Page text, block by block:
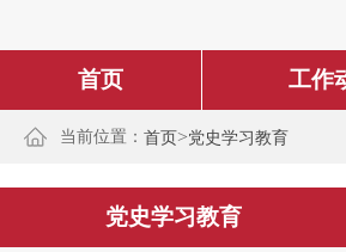
首页 工作
当前位置： 首页>党史学习教育
党史学习教育